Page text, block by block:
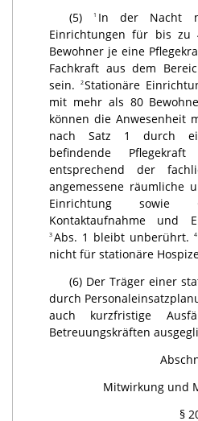
(5)
1 In der Nacht
Einrichtungen für bis zu
Bewohner je eine
Fachkraft aus dem
sein.
2Stationäre
mit mehr als 80
können die Anwesenheit
nach Satz 1 durch
befindende
entsprechend der
angemessene räumliche
Einrichtung
Kontaktaufnahme und
3 Abs. 1 bleibt unberührt. 4
nicht für stationäre
(6) Der Träger einer
durch
auch kurzfristige
Betreuungskräften
Mitwirkung und
§